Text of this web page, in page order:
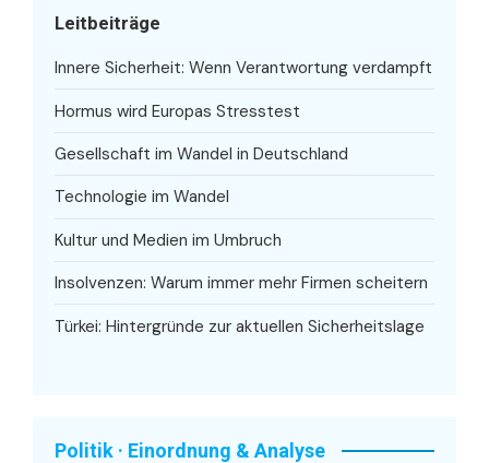
Leitbeiträge
Innere Sicherheit: Wenn Verantwortung verdampft
Hormus wird Europas Stresstest
Gesellschaft im Wandel in Deutschland
Technologie im Wandel
Kultur und Medien im Umbruch
Insolvenzen: Warum immer mehr Firmen scheitern
Türkei: Hintergründe zur aktuellen Sicherheitslage
Politik · Einordnung & Analyse